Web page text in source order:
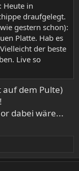
Heute in
draufgelegt.
gestern schon):
Platte. Hab es
der beste
Live so
dem Pulte)
dabei wäre...